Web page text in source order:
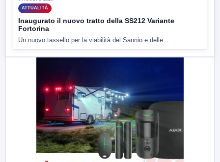
ATTUALITÀ
Inaugurato il nuovo tratto della SS212 Variante
Fortorina
Un nuovo tassello per la viabilità del Sannio e delle...